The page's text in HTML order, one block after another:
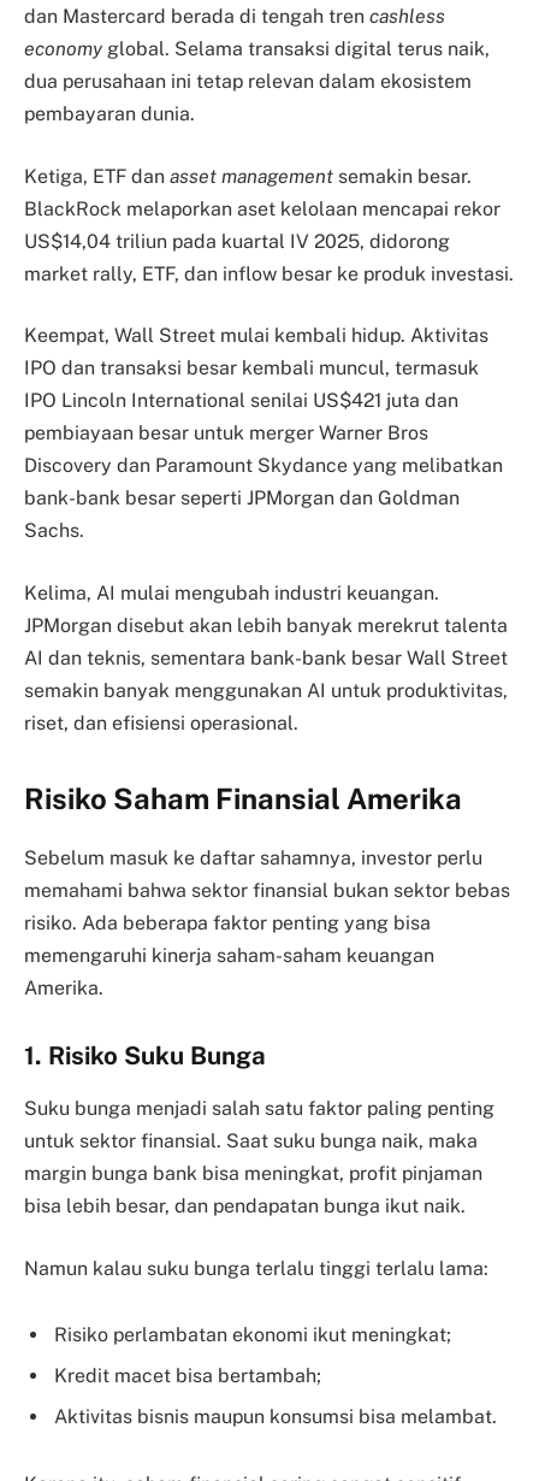
dan Mastercard berada di tengah tren cashless
economy global. Selama transaksi digital terus naik,
dua perusahaan ini tetap relevan dalam ekosistem
pembayaran dunia.
Ketiga, ETF dan asset management semakin besar.
BlackRock melaporkan aset kelolaan mencapai rekor
US$14,04 triliun pada kuartal IV 2025, didorong
market rally, ETF, dan inflow besar ke produk investasi.
Keempat, Wall Street mulai kembali hidup. Aktivitas
IPO dan transaksi besar kembali muncul, termasuk
IPO Lincoln International senilai US$421 juta dan
pembiayaan besar untuk merger Warner Bros
Discovery dan Paramount Skydance yang melibatkan
bank-bank besar seperti JPMorgan dan Goldman
Sachs.
Kelima, AI mulai mengubah industri keuangan.
JPMorgan disebut akan lebih banyak merekrut talenta
AI dan teknis, sementara bank-bank besar Wall Street
semakin banyak menggunakan AI untuk produktivitas,
riset, dan efisiensi operasional.
Risiko Saham Finansial Amerika
Sebelum masuk ke daftar sahamnya, investor perlu
memahami bahwa sektor finansial bukan sektor bebas
risiko. Ada beberapa faktor penting yang bisa
memengaruhi kinerja saham-saham keuangan
Amerika.
1. Risiko Suku Bunga
Suku bunga menjadi salah satu faktor paling penting
untuk sektor finansial. Saat suku bunga naik, maka
margin bunga bank bisa meningkat, profit pinjaman
bisa lebih besar, dan pendapatan bunga ikut naik.
Namun kalau suku bunga terlalu tinggi terlalu lama:
Risiko perlambatan ekonomi ikut meningkat;
Kredit macet bisa bertambah;
Aktivitas bisnis maupun konsumsi bisa melambat.